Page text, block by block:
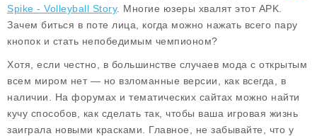
Spike - Volleyball Story. Многие юзеры хвалят этот APK.
Зачем биться в поте лица, когда можно нажать всего пару
кнопок и стать непобедимым чемпионом?
Хотя, если честно, в большинстве случаев мода с открытым
всем миром нет — но взломанные версии, как всегда, в
наличии. На форумах и тематических сайтах можно найти
кучу способов, как сделать так, чтобы ваша игровая жизнь
заиграла новыми красками. Главное, не забывайте, что у